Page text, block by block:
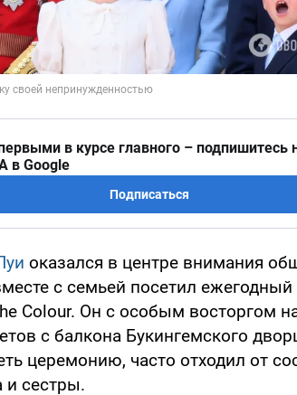
в курсе главного – подпишитесь
в Google
Подписаться
оказался в центре внимания
с семьей посетил
Colour. Он с особым восторгом
с балкона Букингемского
церемонию, часто отходил от
и сестры.